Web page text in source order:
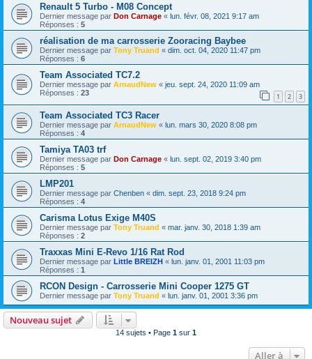
Renault 5 Turbo - M08 Concept
Dernier message par Don Carnage « lun. févr. 08, 2021 9:17 am
Réponses : 5
réalisation de ma carrosserie Zooracing Baybee
Dernier message par Tony Truand « dim. oct. 04, 2020 11:47 pm
Réponses : 6
Team Associated TC7.2
Dernier message par ArnaudNew « jeu. sept. 24, 2020 11:09 am
Réponses : 23 1 2 3
Team Associated TC3 Racer
Dernier message par ArnaudNew « lun. mars 30, 2020 8:08 pm
Réponses : 4
Tamiya TA03 trf
Dernier message par Don Carnage « lun. sept. 02, 2019 3:40 pm
Réponses : 5
LMP201
Dernier message par Chenben « dim. sept. 23, 2018 9:24 pm
Réponses : 4
Carisma Lotus Exige M40S
Dernier message par Tony Truand « mar. janv. 30, 2018 1:39 am
Réponses : 2
Traxxas Mini E-Revo 1/16 Rat Rod
Dernier message par Little BREIZH « lun. janv. 01, 2001 11:03 pm
Réponses : 1
RCON Design - Carrosserie Mini Cooper 1275 GT
Dernier message par Tony Truand « lun. janv. 01, 2001 3:36 pm
Nouveau sujet
14 sujets • Page 1 sur 1
Aller à